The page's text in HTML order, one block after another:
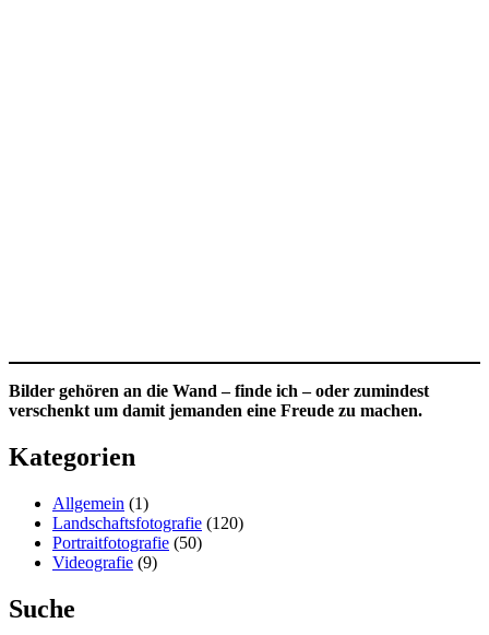
Bilder gehören an die Wand – finde ich – oder zumindest
verschenkt um damit jemanden eine Freude zu machen.
Kategorien
Allgemein (1)
Landschaftsfotografie (120)
Portraitfotografie (50)
Videografie (9)
Suche